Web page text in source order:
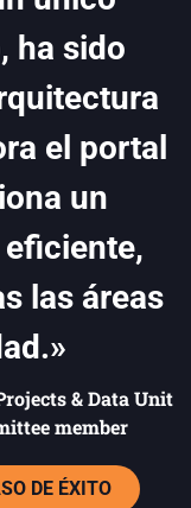
ha sido
el portal
un
las áreas
& Data Unit
member
DE ÉXITO